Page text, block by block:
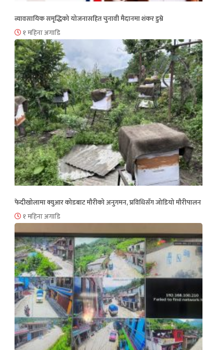
व्यावसायिक समृद्धिको योजनासहित चुनावी मैदानमा शंकर डुम्रे
१ महिना अगाडि
फेदीखोलामा क्युआर कोडबाट मौरीको अनुगमन, प्रविधिसँग जोडियो मौरीपालन
१ महिना अगाडि